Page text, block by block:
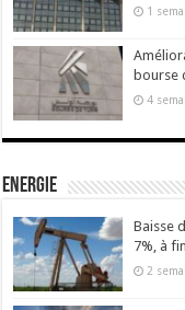
1
bourse
4
Energie
Baisse
7%, à
2